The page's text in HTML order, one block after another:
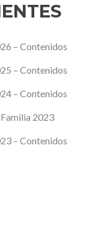
– Contenidos
– Contenidos
– Contenidos
2023
– Contenidos